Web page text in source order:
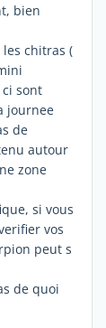
bien
chitras (
sont
journee
de
autour
zone
si vous
vos
peut s
de quoi